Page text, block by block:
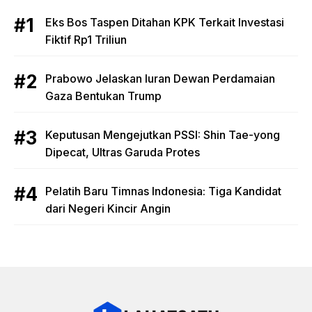
Eks Bos Taspen Ditahan KPK Terkait Investasi
Fiktif Rp1 Triliun
Prabowo Jelaskan Iuran Dewan Perdamaian
Gaza Bentukan Trump
Keputusan Mengejutkan PSSI: Shin Tae-yong
Dipecat, Ultras Garuda Protes
Pelatih Baru Timnas Indonesia: Tiga Kandidat
dari Negeri Kincir Angin